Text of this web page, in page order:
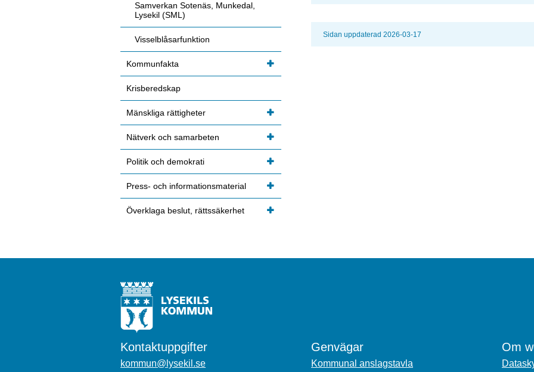
Sidan uppdaterad 2026-03-17
Samverkan Sotenäs, Munkedal,
Lysekil (SML)
Visselblåsarfunktion
Kommunfakta
Krisberedskap
Mänskliga rättigheter
Nätverk och samarbeten
Politik och demokrati
Press- och informationsmaterial
Överklaga beslut, rättssäkerhet
Kontaktuppgifter
kommun@lysekil.se
Genvägar
Kommunal anslagstavla
Om